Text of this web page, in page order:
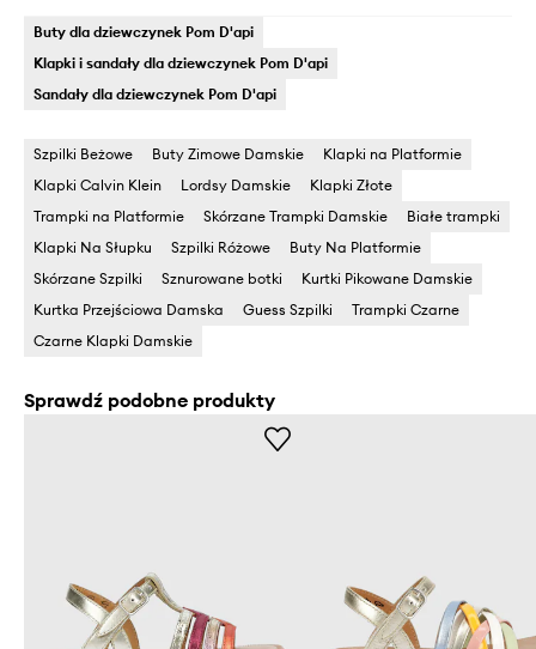
Buty dla dziewczynek Pom D'api
Klapki i sandały dla dziewczynek Pom D'api
Sandały dla dziewczynek Pom D'api
Szpilki Beżowe Buty Zimowe Damskie
Klapki na Platformie
Klapki Calvin Klein
Lordsy Damskie
Klapki Złote
Trampki na Platformie
Skórzane Trampki Damskie
Białe trampki
Klapki Na Słupku
Szpilki Różowe
Buty Na Platformie
Skórzane Szpilki
Sznurowane botki
Kurtki Pikowane Damskie
Kurtka Przejściowa Damska
Guess Szpilki
Trampki Czarne
Czarne Klapki Damskie
Sprawdź podobne produkty